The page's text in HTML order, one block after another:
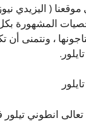
( اليزيدي
المشهورة
، ونتمنى